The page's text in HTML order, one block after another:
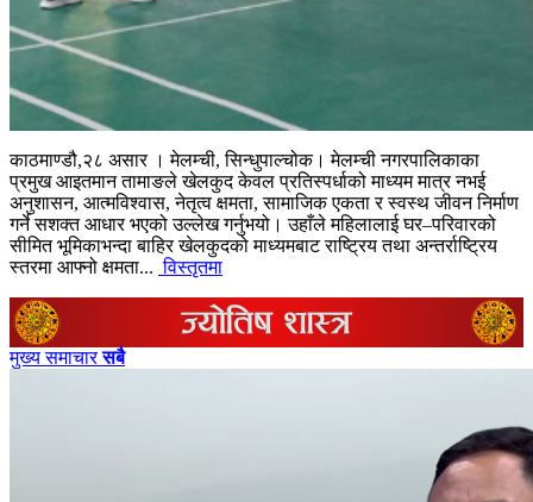
काठमाण्डौ,२८ असार । मेलम्ची, सिन्धुपाल्चोक। मेलम्ची नगरपालिकाका
प्रमुख आइतमान तामाङले खेलकुद केवल प्रतिस्पर्धाको माध्यम मात्र नभई
अनुशासन, आत्मविश्वास, नेतृत्व क्षमता, सामाजिक एकता र स्वस्थ जीवन निर्माण
गर्ने सशक्त आधार भएको उल्लेख गर्नुभयो। उहाँले महिलालाई घर–परिवारको
सीमित भूमिकाभन्दा बाहिर खेलकुदको माध्यमबाट राष्ट्रिय तथा अन्तर्राष्ट्रिय
स्तरमा आफ्नो क्षमता... विस्तृतमा
मुख्य समाचार सबै